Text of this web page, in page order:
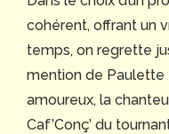
cohérent, offrant un
temps, on regrette
mention de Paulette
amoureux, la
Caf’Conç’ du